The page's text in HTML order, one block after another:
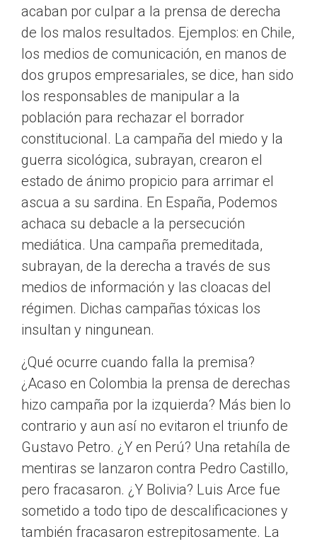
acaban por culpar a la prensa de derecha
de los malos resultados. Ejemplos: en Chile,
los medios de comunicación, en manos de
dos grupos empresariales, se dice, han sido
los responsables de manipular a la
población para rechazar el borrador
constitucional. La campaña del miedo y la
guerra sicológica, subrayan, crearon el
estado de ánimo propicio para arrimar el
ascua a su sardina. En España, Podemos
achaca su debacle a la persecución
mediática. Una campaña premeditada,
subrayan, de la derecha a través de sus
medios de información y las cloacas del
régimen. Dichas campañas tóxicas los
insultan y ningunean.
¿Qué ocurre cuando falla la premisa?
¿Acaso en Colombia la prensa de derechas
hizo campaña por la izquierda? Más bien lo
contrario y aun así no evitaron el triunfo de
Gustavo Petro. ¿Y en Perú? Una retahíla de
mentiras se lanzaron contra Pedro Castillo,
pero fracasaron. ¿Y Bolivia? Luis Arce fue
sometido a todo tipo de descalificaciones y
también fracasaron estrepitosamente. La